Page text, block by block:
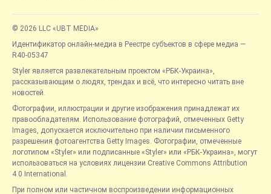
© 2026 LLC «UBT MEDIA»
Идентификатор онлайн-медиа в Реестре субъектов в сфере медиа —
R40-05347
Styler является развлекательным проектом «РБК-Украина»,
рассказывающим о людях, трендах и всё, что интересно читать вне
новостей.
Фотографии, иллюстрации и другие изображения принадлежат их
правообладателям. Использование фотографий, отмеченных Getty
Images, допускается исключительно при наличии письменного
разрешения фотоагентства Getty Images. Фотографии, отмеченные
логотипом «Styler» или подписанные «Styler» или «РБК-Украина», могут
использоваться на условиях лицензии Creative Commons Attribution
4.0 International.
При полном или частичном воспроизведении информационных